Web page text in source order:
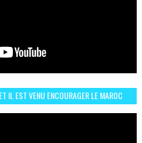
IL EST VENU ENCOURAGER LE MAROC